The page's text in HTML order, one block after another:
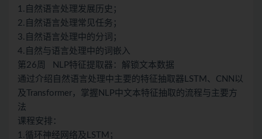
1.自然语言处理发展历史；
2.自然语言处理常见任务；
3.自然语言处理中的分词；
4.自然与语言处理中的词嵌入
第26周 NLP特征提取器：解锁文本数据
通过介绍自然语言处理中主要的特征抽取器LSTM、CNN以
及Transformer，掌握NLP中文本特征抽取的流程与主要方
法
课程安排：
1.循环神经网络及LSTM；